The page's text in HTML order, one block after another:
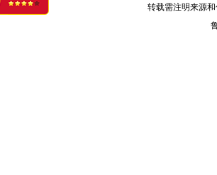
转载需注明来源